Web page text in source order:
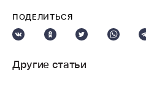
ПОДЕЛИТЬСЯ
Другие статьи